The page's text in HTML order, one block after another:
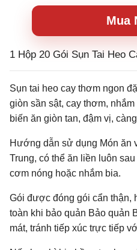
Mua
1 Hộp 20 Gói Sụn Tai Heo
Sụn tai heo cay thơm ngon
giòn sần sật, cay thơm,
biến ăn giòn tan, đậm vị,
Hướng dẫn sử dụng Món ăn
Trung, có thể ăn liền luôn
cơm nóng hoặc nhắm bia.
Gói được đóng gói cẩn thận,
toàn khi bảo quản Bảo quản
mát, tránh tiếp xúc trực tiếp